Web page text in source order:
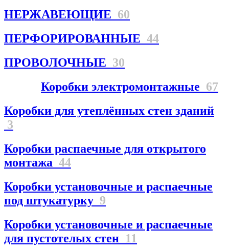
НЕРЖАВЕЮЩИЕ 60
ПЕРФОРИРОВАННЫЕ 44
ПРОВОЛОЧНЫЕ 30
Коробки электромонтажные 67
Коробки для утеплённых стен зданий
3
Коробки распаечные для открытого
монтажа 44
Коробки установочные и распаечные
под штукатурку 9
Коробки установочные и распаечные
для пустотелых стен 11